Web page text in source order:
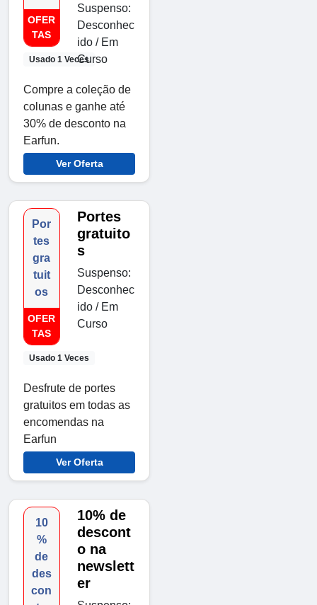
OFER
TAS
Usado 1 Veces
Suspenso:
Desconhec
ido / Em
Curso
Compre a coleção de
colunas e ganhe até
30% de desconto na
Earfun.
Ver Oferta
Por
tes
gra
tuit
os
OFER
TAS
Usado 1 Veces
Portes
gratuito
s
Suspenso:
Desconhec
ido / Em
Curso
Desfrute de portes
gratuitos em todas as
encomendas na
Earfun
Ver Oferta
10
%
de
des
con
10% de
descont
o na
newslett
er